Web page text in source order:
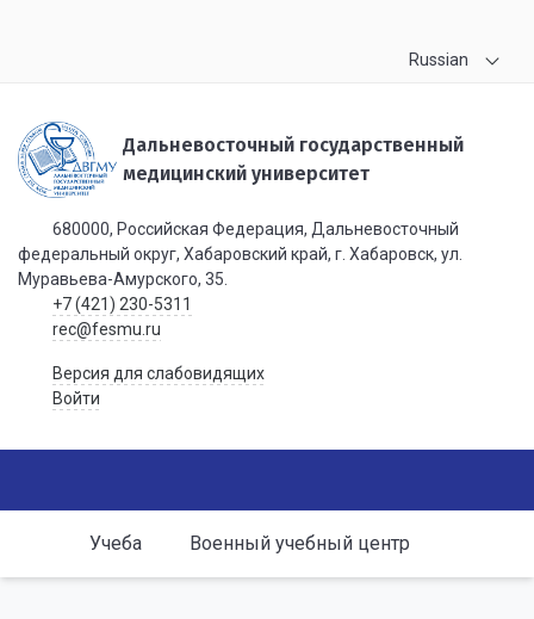
Russian
Дальневосточный государственный
медицинский университет
680000, Российская Федерация, Дальневосточный
федеральный округ, Хабаровский край, г. Хабаровск, ул.
Муравьева-Амурского, 35.
+7 (421) 230-5311
rec@fesmu.ru
Версия для слабовидящих
Войти
Учеба Военный учебный центр